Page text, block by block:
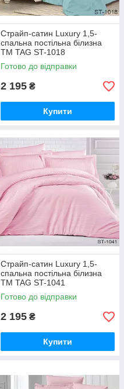
Страйп-сатин Luxury 1,5-
спальна постільна білизна
ТМ TAG ST-1018
Готово до відправки
2 195 ₴
Купити
Страйп-сатин Luxury 1,5-
спальна постільна білизна
ТМ TAG ST-1041
Готово до відправки
2 195 ₴
Купити